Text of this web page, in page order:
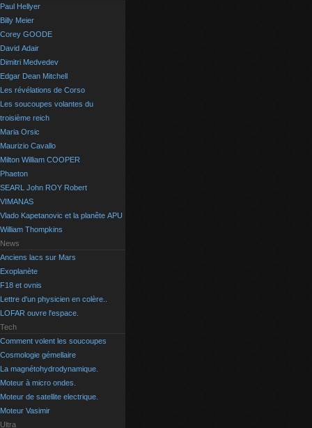
Paul Hellyer
Billy Meier
Corey GOODE
David Adair
Dimitri Medvedev
Edgar Dean Mitchell
Les révélations de Corso
Les soucoupes volantes du
troisième reich
Maria Orsic
Maurizio Cavallo
Milton William COOPER
Phaeton
SEARL John ROY Robert
VIMANAS
Vlado Kapetanovic et la planête APU
William Thompkins
News
Anciens lacs sur Mars
Exoplanète
F18 et ovnis
Lettre d'un physicien en colère..
LOFAR ouvre l'espace.
Tech
Comment volent les soucoupes
Cosmologie gémellaire
La magnétohydrodynamique.
Moteur à micro ondes.
Moteur de satellite electrique.
Moteur Vasimir
Ultra